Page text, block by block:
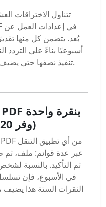
تتناول الاختراقات
بُعد. يتضمن كل منها
أسبوعيًا بناءً على التردد
تنفيذ نصفها حتى يضيف إلى الوقت المستغرق المسترد.
(وفر 20 دقيقة في الأسبوع)
عبر عدة قوائم: ملف، ثم